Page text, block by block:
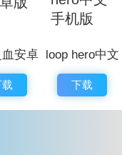
行互相，只要能得
播，当然有才艺的
安卓 loop hero中文
手机版
下载